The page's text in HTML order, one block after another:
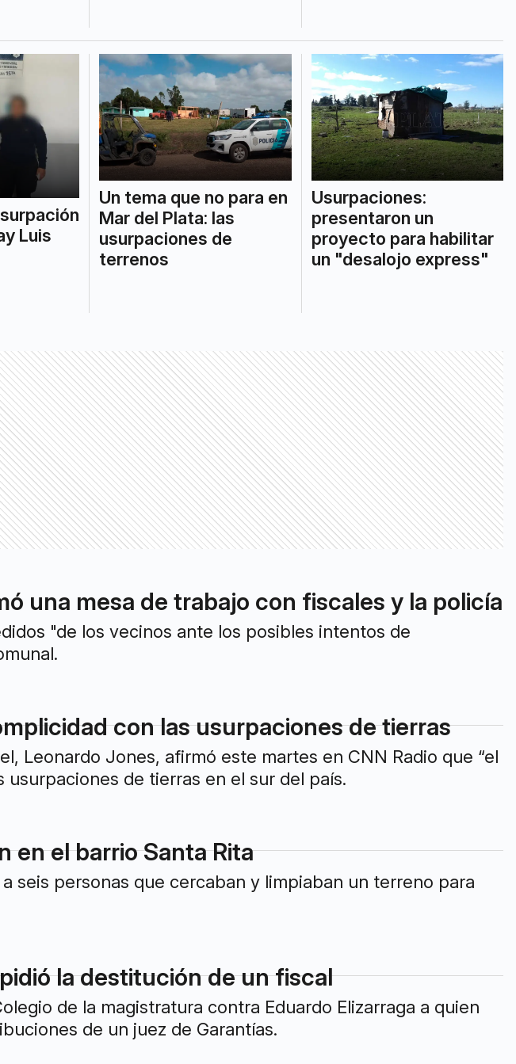
Luis
Un tema que no para en
Mar del Plata: las
usurpaciones de
terrenos
Usurpaciones:
presentaron un
proyecto para habilitar
un "desalojo express"
una mesa de trabajo con fiscales y la policía
"de los vecinos ante los posibles intentos de
con las usurpaciones de tierras
Leonardo Jones, afirmó este martes en CNN Radio que “el
de tierras en el sur del país.
en el barrio Santa Rita
seis personas que cercaban y limpiaban un terreno para
la destitución de un fiscal
de la magistratura contra Eduardo Elizarraga a quien
de un juez de Garantías.